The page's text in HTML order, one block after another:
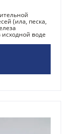
(ила, песка,
воде